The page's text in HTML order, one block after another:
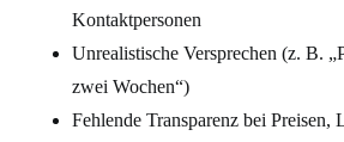
Kontaktpersonen
Unrealistische Versprechen (z. B.
zwei Wochen“)
Fehlende Transparenz bei Preisen,